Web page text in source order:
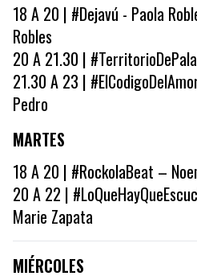
18 A 20 | #Dejavú - Paola
Robles
20 A 21.30 |
21.30 A 23 |
Pedro
MARTES
18 A 20 | #RockolaBeat –
20 A 22 |
Marie Zapata
MIÉRCOLES